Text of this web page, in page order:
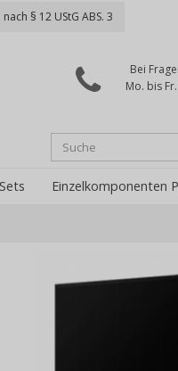
§ 12 UStG ABS. 3
Bei
Mo. bis
Einzelkomponenten